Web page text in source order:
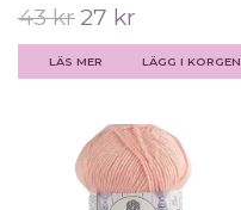
43 kr 27 kr
LÄS MER LÄGG I KORGEN